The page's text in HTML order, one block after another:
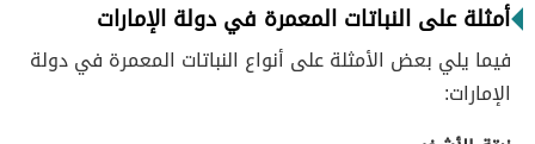
أمثلة على النباتات المعمرة في دولة الإمارات
فيما يلي بعض الأمثلة على أنواع النباتات المعمرة في دولة
الإمارات: